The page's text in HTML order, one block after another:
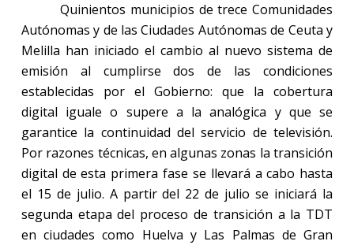
Quinientos municipios de trece Comunidades
Autónomas y de las Ciudades Autónomas de Ceuta y
Melilla han iniciado el cambio al nuevo sistema de
emisión al cumplirse dos de las condiciones
establecidas por el Gobierno: que la cobertura
digital iguale o supere a la analógica y que se
garantice la continuidad del servicio de televisión.
Por razones técnicas, en algunas zonas la transición
digital de esta primera fase se llevará a cabo hasta
el 15 de julio. A partir del 22 de julio se iniciará la
segunda etapa del proceso de transición a la TDT
en ciudades como Huelva y Las Palmas de Gran